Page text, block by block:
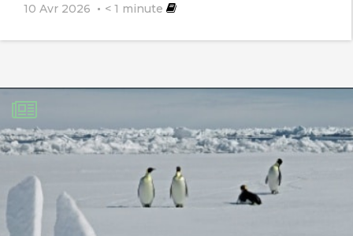
29 janvier 2018
Absolument d’accord !
10 Avr 2026 < 1 minute